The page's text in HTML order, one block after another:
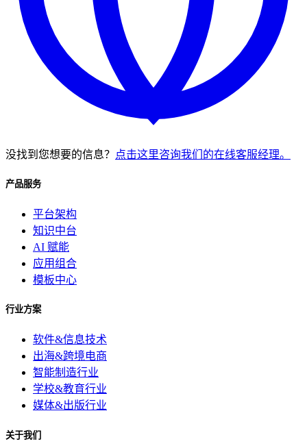
没找到您想要的信息？ 点击这里咨询我们的在线客服经理。
产品服务
平台架构
知识中台
AI 赋能
应用组合
模板中心
行业方案
软件&信息技术
出海&跨境电商
智能制造行业
学校&教育行业
媒体&出版行业
关于我们